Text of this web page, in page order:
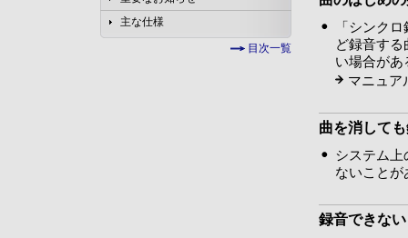
主な仕様
目次一覧
「シンク
ど録音す
い場合があ
マニュア
曲を消して
システム
ないことが
録音できない